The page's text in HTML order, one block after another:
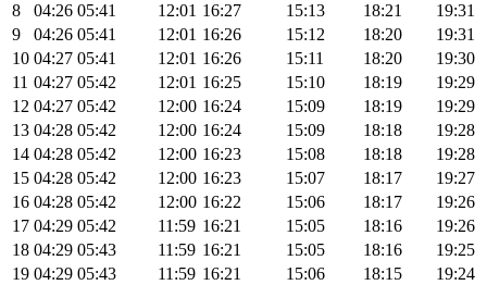
8
04:26 05:41 12:01 16:27 15:13 18:21
19:31
9
04:26 05:41 12:01 16:26 15:12 18:20
19:31
10 04:27 05:41 12:01 16:26 15:11 18:20
19:30
11 04:27 05:42 12:01 16:25 15:10 18:19
19:29
12 04:27 05:42 12:00 16:24 15:09 18:19
19:29
13 04:28 05:42 12:00 16:24 15:09 18:18
19:28
14 04:28 05:42 12:00 16:23 15:08 18:18
19:28
15 04:28 05:42 12:00 16:23 15:07 18:17
19:27
16 04:28 05:42 12:00 16:22 15:06 18:17
19:26
17 04:29 05:42 11:59 16:21 15:05 18:16
19:26
18 04:29 05:43 11:59 16:21 15:05 18:16
19:25
19 04:29 05:43 11:59 16:21 15:06 18:15
19:24